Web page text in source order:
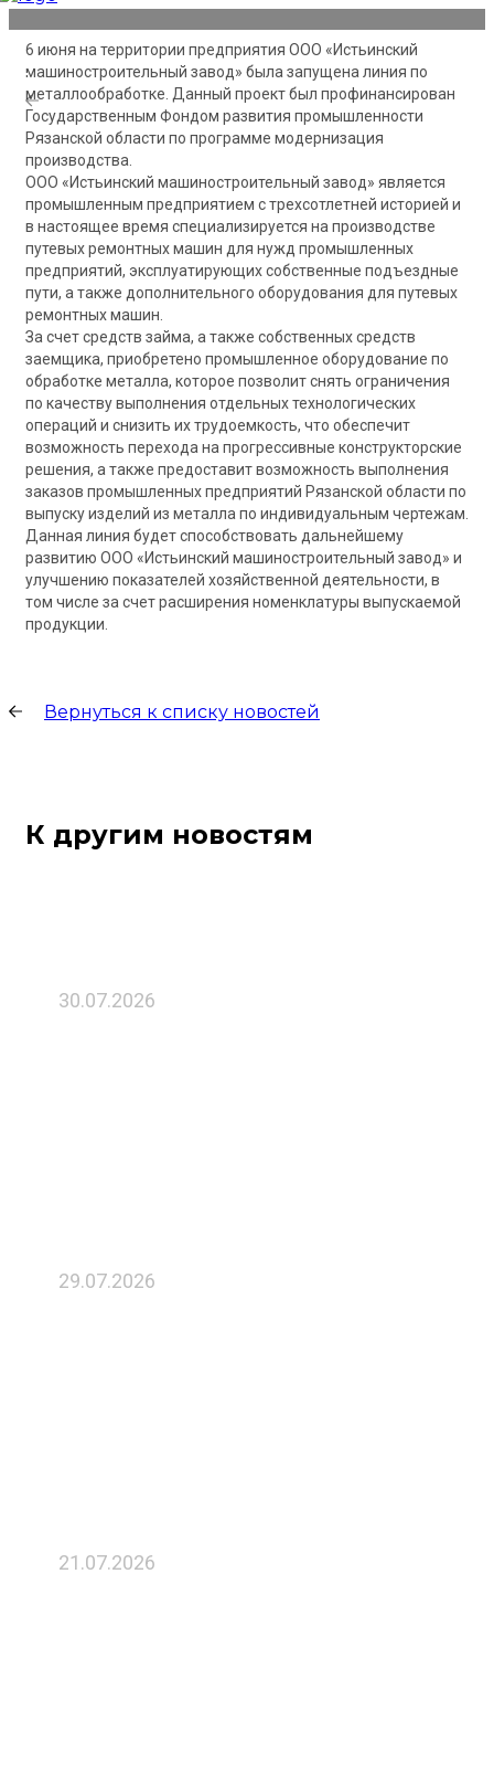
6 июня на территории предприятия ООО «Истьинский
машиностроительный завод» была запущена линия по
металлообработке. Данный проект был профинансирован
Государственным Фондом развития промышленности
Рязанской области по программе модернизация
производства.
ООО «Истьинский машиностроительный завод» является
промышленным предприятием с трехсотлетней историей и
в настоящее время специализируется на производстве
путевых ремонтных машин для нужд промышленных
предприятий, эксплуатирующих собственные подъездные
пути, а также дополнительного оборудования для путевых
ремонтных машин.
За счет средств займа, а также собственных средств
заемщика, приобретено промышленное оборудование по
обработке металла, которое позволит снять ограничения
по качеству выполнения отдельных технологических
операций и снизить их трудоемкость, что обеспечит
возможность перехода на прогрессивные конструкторские
решения, а также предоставит возможность выполнения
заказов промышленных предприятий Рязанской области по
выпуску изделий из металла по индивидуальным чертежам.
Данная линия будет способствовать дальнейшему
развитию ООО «Истьинский машиностроительный завод» и
улучшению показателей хозяйственной деятельности, в
том числе за счет расширения номенклатуры выпускаемой
продукции.
Вернуться к списку новостей
К другим новостям
30.07.2026
29.07.2026
21.07.2026